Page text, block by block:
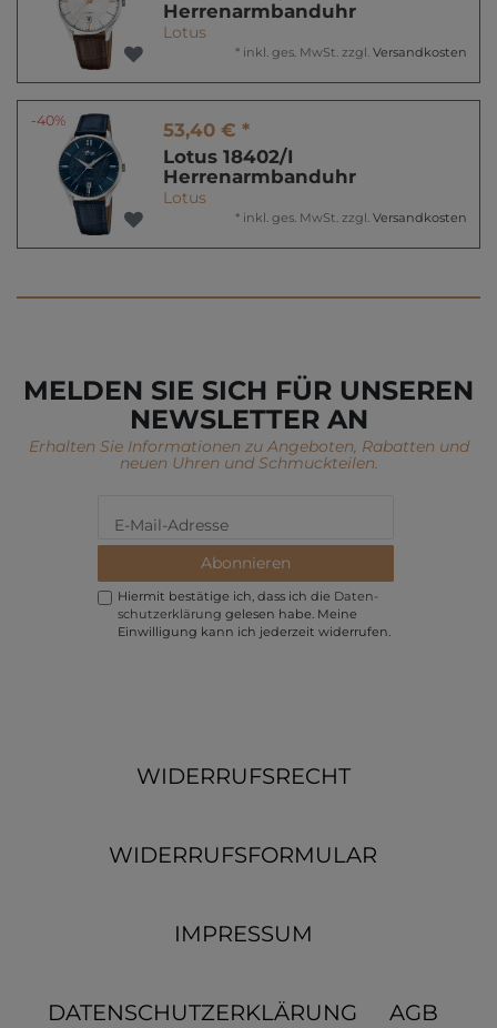
Herrenarmbanduhr
Lotus
* inkl. ges. MwSt. zzgl. Versandkosten
-40%
53,40 € *
Lotus 18402/I
Herrenarmbanduhr
Lotus
* inkl. ges. MwSt. zzgl. Versandkosten
MELDEN SIE SICH FÜR UNSEREN
NEWSLETTER AN
Erhalten Sie Informationen zu Angeboten, Rabatten und
neuen Uhren und Schmuckteilen.
Abonnieren
Hiermit bestätige ich, dass ich die Daten­
schutz­erklärung gelesen habe. Meine
Einwilligung kann ich jederzeit widerrufen.
WIDERRUFSRECHT
WIDERRUFSFORMULAR
IMPRESSUM
DATENSCHUTZERKLÄRUNG AGB